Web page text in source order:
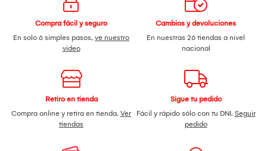
Compra fácil y seguro
En solo 6 simples pasos, ve nuestro
video
Cambios y devoluciones
En nuestras 26 tiendas a nivel
nacional
Retiro en tienda
Compra online y retira en tienda. Ver
tiendas
Sigue tu pedido
Fácil y rápido sólo con tu DNI. Seguir
pedido